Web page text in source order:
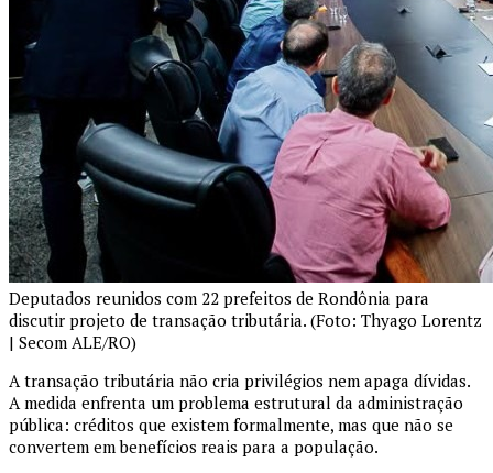
Deputados reunidos com 22 prefeitos de Rondônia para
discutir projeto de transação tributária. (Foto: Thyago Lorentz
| Secom ALE/RO)
A transação tributária não cria privilégios nem apaga dívidas.
A medida enfrenta um problema estrutural da administração
pública: créditos que existem formalmente, mas que não se
convertem em benefícios reais para a população.